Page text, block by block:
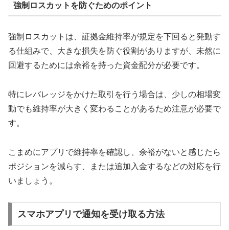
強制ロスカットを防ぐためのポイント
強制ロスカットは、証拠金維持率が規定を下回ると発動す
る仕組みで、大きな損失を防ぐ役割がありますが、未然に
回避するためには余裕を持った資金配分が必要です。
特にレバレッジをかけた取引を行う場合は、少しの相場変
動でも維持率が大きく変わることがあるため注意が必要で
す。
こまめにアプリで維持率を確認し、余裕がないと感じたら
ポジションを減らす、または追加入金するなどの対応を行
いましょう。
スマホアプリで通知を受け取る方法